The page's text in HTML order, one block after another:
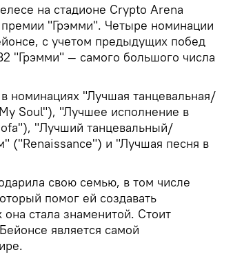
на стадионе Crypto Arena
"Грэмми". Четыре номинации
с учетом предыдущих побед
"Грэмми" — самого большого числа
номинациях "Лучшая танцевальная/
Soul"), "Лучшее исполнение в
"Лучший танцевальный/
("Renaissance") и "Лучшая песня в
свою семью, в том числе
помог ей создавать
стала знаменитой. Стоит
является самой